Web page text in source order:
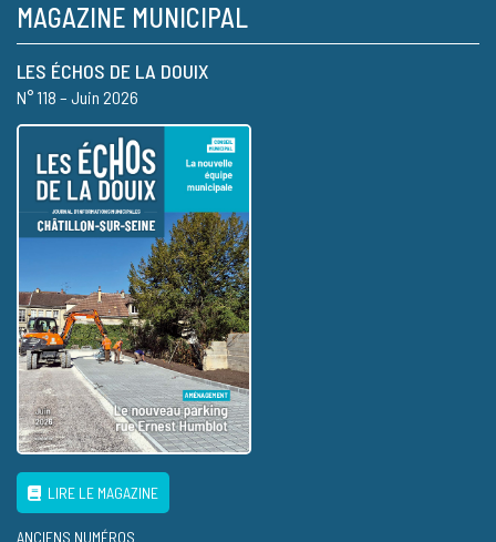
MAGAZINE MUNICIPAL
LES ÉCHOS DE LA DOUIX
N° 118 – Juin 2026
LIRE LE MAGAZINE
ANCIENS NUMÉROS